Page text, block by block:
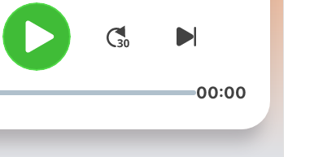
on Rayo or ask your smart
speaker to ‘Play Forth 1’.
00:00